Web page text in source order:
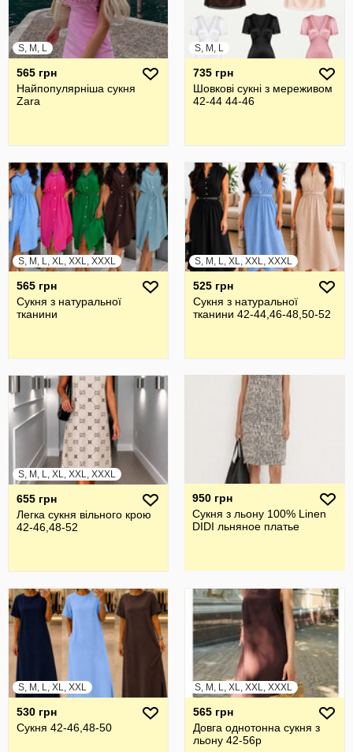
S, M, L
565 грн
Найпопулярніша сукня
Zara
S, M, L
735 грн
Шовкові сукні з мереживом
42-44 44-46
S, M, L, XL, XXL, XXXL
565 грн
Сукня з натуральної
тканини
S, M, L, XL, XXL, XXXL
525 грн
Сукня з натуральної
тканини 42-44,46-48,50-52
S, M, L, XL, XXL, XXXL
655 грн
Легка сукня вільного крою
42-46,48-52
950 грн
Сукня з льону 100% Linen
DIDI льняное платье
S, M, L, XL, XXL
530 грн
Сукня 42-46,48-50
S, M, L, XL, XXL, XXXL
565 грн
Довга однотонна сукня з
льону 42-56р